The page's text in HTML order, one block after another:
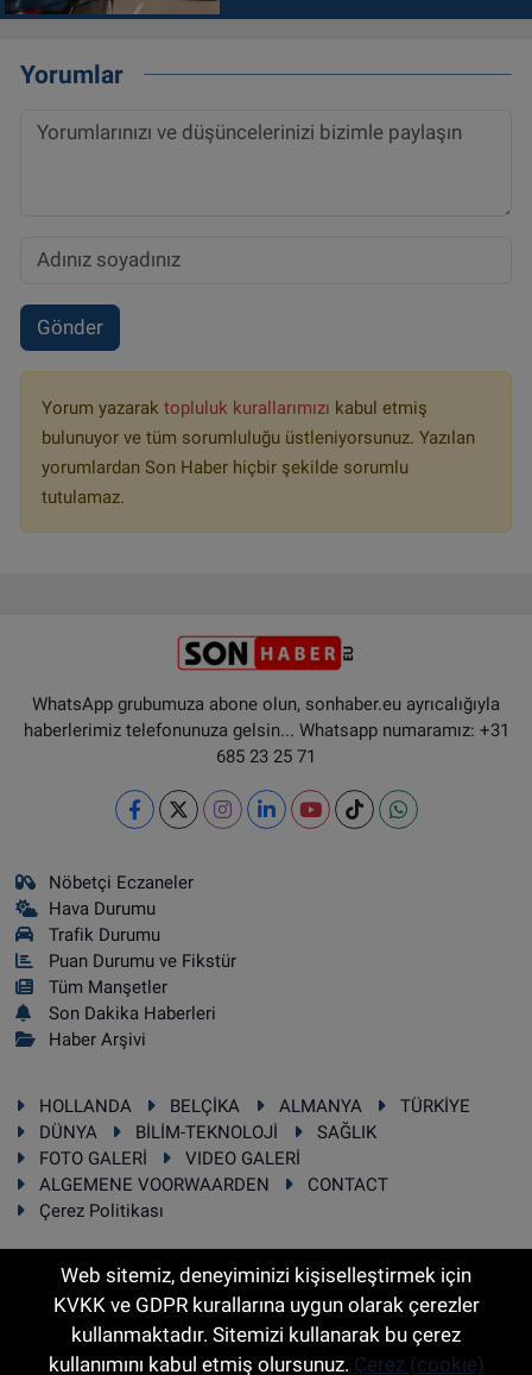
Yorumlar
Gönder
Yorum yazarak topluluk kurallarımızı kabul etmiş
bulunuyor ve tüm sorumluluğu üstleniyorsunuz. Yazılan
yorumlardan Son Haber hiçbir şekilde sorumlu
tutulamaz.
WhatsApp grubumuza abone olun, sonhaber.eu ayrıcalığıyla
haberlerimiz telefonunuza gelsin... Whatsapp numaramız: +31
685 23 25 71
Nöbetçi Eczaneler
Hava Durumu
Trafik Durumu
Puan Durumu ve Fikstür
Tüm Manşetler
Son Dakika Haberleri
Haber Arşivi
HOLLANDA BELÇİKA ALMANYA
TÜRKİYE
DÜNYA
BİLİM-TEKNOLOJİ
SAĞLIK
FOTO GALERİ
VIDEO GALERİ
ALGEMENE VOORWAARDEN
CONTACT
Çerez Politikası
RSS Copyright © 2025 Sonhaber.eu Her hakkı saklıdır.
Web sitemiz, deneyiminizi kişiselleştirmek için
KVKK ve GDPR kurallarına uygun olarak çerezler
kullanmaktadır. Sitemizi kullanarak bu çerez
kullanımını kabul etmiş olursunuz. Çerez (cookie)